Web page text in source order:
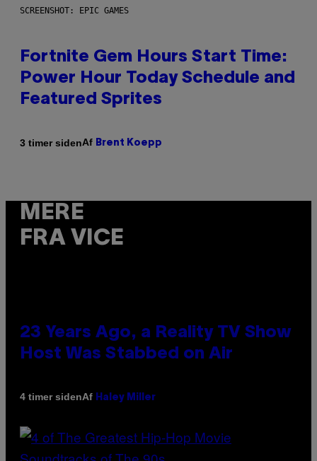
SCREENSHOT: EPIC GAMES
Fortnite Gem Hours Start Time:
Power Hour Today Schedule and
Featured Sprites
3 timer sidenAf Brent Koepp
MERE
FRA VICE
23 Years Ago, a Reality TV Show
Host Was Stabbed on Air
4 timer sidenAf Haley Miller